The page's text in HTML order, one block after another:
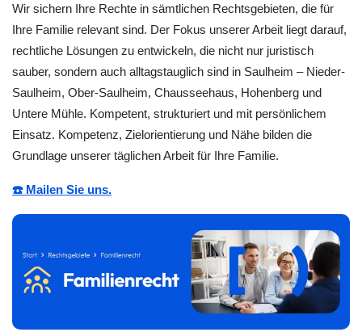
Wir sichern Ihre Rechte in sämtlichen Rechtsgebieten, die für
Ihre Familie relevant sind. Der Fokus unserer Arbeit liegt darauf,
rechtliche Lösungen zu entwickeln, die nicht nur juristisch
sauber, sondern auch alltagstauglich sind in Saulheim – Nieder-
Saulheim, Ober-Saulheim, Chausseehaus, Hohenberg und
Untere Mühle. Kompetent, strukturiert und mit persönlichem
Einsatz. Kompetenz, Zielorientierung und Nähe bilden die
Grundlage unserer täglichen Arbeit für Ihre Familie.
☎️ Mailen Sie uns.